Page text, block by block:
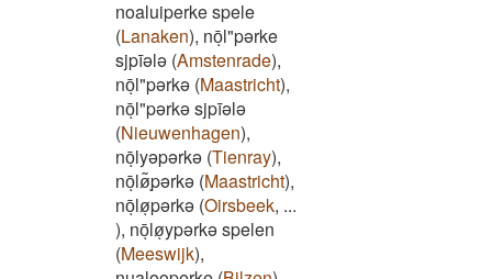
noaluiperke spele
(Lanaken), nōͅl"pərke
sjpīələ (Amstenrade),
nōͅl"pərkə (Maastricht),
nōͅl"pərkə sjpīələ
(Nieuwenhagen),
nōͅlyəpərkə (Tienray),
nōͅlø͂ͅpərkə (Maastricht),
nōͅløͅpərkə (Oirsbeek, ...
), nōͅløͅypərkə spelen
(Meeswijk),